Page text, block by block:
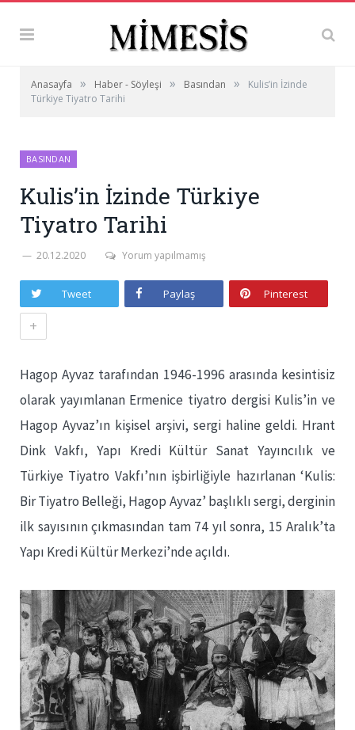
Anasayfa » Haber - Söyleşi » Basından »
Kulis’in İzinde
Türkiye Tiyatro Tarihi
BASINDAN
Kulis’in İzinde Türkiye
Tiyatro Tarihi
20.12.2020 Yorum yapılmamış
Tweet Paylaş Pinterest
+
Hagop Ayvaz tarafından 1946-1996 arasında kesintisiz
olarak yayımlanan Ermenice tiyatro dergisi Kulis’in ve
Hagop Ayvaz’ın kişisel arşivi, sergi haline geldi. Hrant
Dink Vakfı, Yapı Kredi Kültür Sanat Yayıncılık ve
Türkiye Tiyatro Vakfı’nın işbirliğiyle hazırlanan ‘Kulis:
Bir Tiyatro Belleği, Hagop Ayvaz’ başlıklı sergi, derginin
ilk sayısının çıkmasından tam 74 yıl sonra, 15 Aralık’ta
Yapı Kredi Kültür Merkezi’nde açıldı.